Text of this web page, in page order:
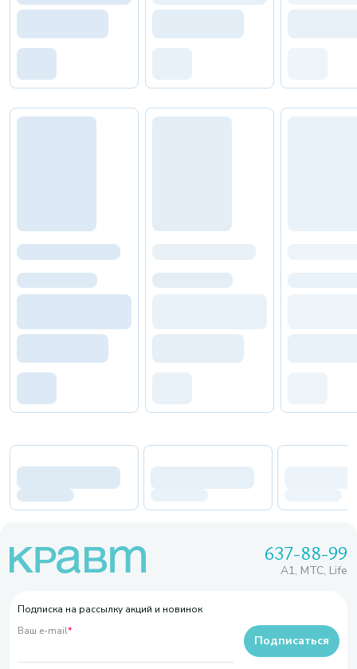
637-88-99
A1, МТС, Life
Подписка на рассылку акций и новинок
Ваш e-mail*
Подписаться